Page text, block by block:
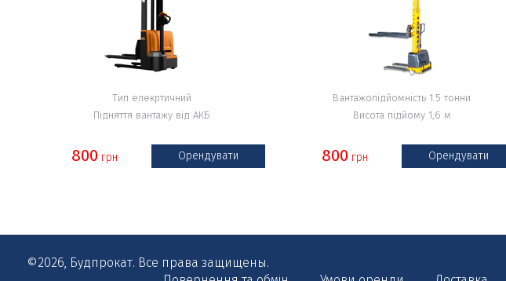
Тип елекртичний
Підняття вантажу від АКБ
800 грн Орендувати
Вантажопідйомність 1.5 тонни
Висота підйому 1,6 м
800 грн Орендувати
©2026, Будпрокат. Все права защищены.